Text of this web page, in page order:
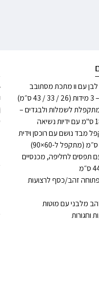
עם וו מתכת מסתובב
לשמלות ולבגדים –
מבד נושם עם רוכסן וידית
תפסים לחליפה, מכנסיים
זהב/כסף לרצועות
מלבני עם מוטות
וחגורות